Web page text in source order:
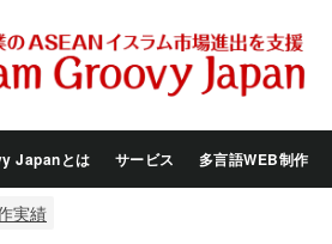
Japanとは サービス 多言語WEB制作
実績